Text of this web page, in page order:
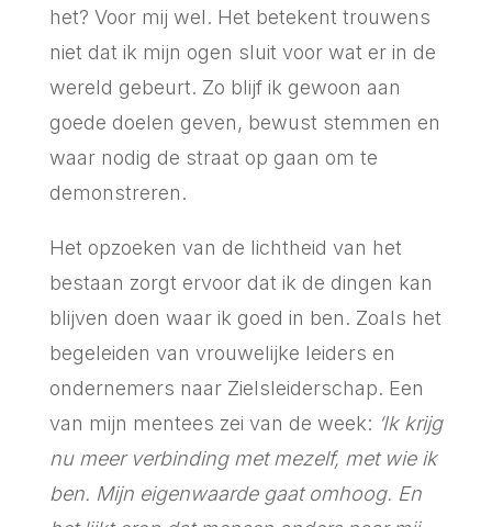
het? Voor mij wel. Het betekent trouwens
niet dat ik mijn ogen sluit voor wat er in de
wereld gebeurt. Zo blijf ik gewoon aan
goede doelen geven, bewust stemmen en
waar nodig de straat op gaan om te
demonstreren.
Het opzoeken van de lichtheid van het
bestaan zorgt ervoor dat ik de dingen kan
blijven doen waar ik goed in ben. Zoals het
begeleiden van vrouwelijke leiders en
ondernemers naar Zielsleiderschap. Een
van mijn mentees zei van de week: ‘Ik krijg
nu meer verbinding met mezelf, met wie ik
ben. Mijn eigenwaarde gaat omhoog. En